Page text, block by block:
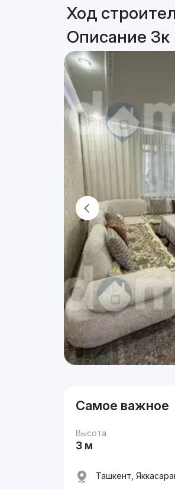
Ход
Описание 3к
Самое важное
Высота
3 м
Ташкент,